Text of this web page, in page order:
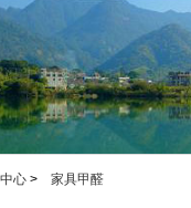
心 > 家具甲醛